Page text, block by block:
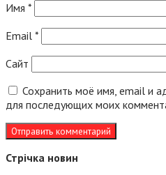
Имя *
Email *
Сайт
Сохранить моё имя, email и
для последующих моих
Стрічка новин